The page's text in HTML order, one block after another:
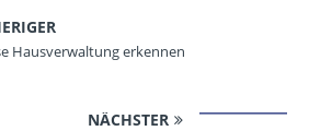
Hausverwaltung erkennen
NÄCHSTER